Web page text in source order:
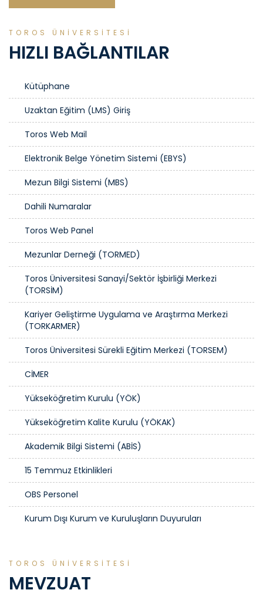
TOROS ÜNİVERSİTESİ
HIZLI BAĞLANTILAR
Kütüphane
Uzaktan Eğitim (LMS) Giriş
Toros Web Mail
Elektronik Belge Yönetim Sistemi (EBYS)
Mezun Bilgi Sistemi (MBS)
Dahili Numaralar
Toros Web Panel
Mezunlar Derneği (TORMED)
Toros Üniversitesi Sanayi/Sektör İşbirliği Merkezi
(TORSİM)
Kariyer Geliştirme Uygulama ve Araştırma Merkezi
(TORKARMER)
Toros Üniversitesi Sürekli Eğitim Merkezi (TORSEM)
CİMER
Yükseköğretim Kurulu (YÖK)
Yükseköğretim Kalite Kurulu (YÖKAK)
Akademik Bilgi Sistemi (ABİS)
15 Temmuz Etkinlikleri
OBS Personel
Kurum Dışı Kurum ve Kuruluşların Duyuruları
TOROS ÜNİVERSİTESİ
MEVZUAT